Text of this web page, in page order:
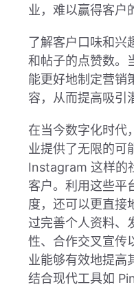
业，难以赢得客户
了解客户口味和兴
和帖子的点赞数。
能更好地制定营销
容，从而提高吸引
在当今数字化时代
业提供了无限的可
Instagram 这样的
客户。利用这些平
度，还可以更直接
过完善个人资料、
性、合作交叉宣传
业能够有效地提高
结合现代工具如